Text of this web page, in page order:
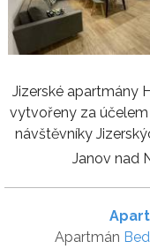
Jizerské apartmány
vytvořeny za
návštěvníky
Janov nad
Apartmán